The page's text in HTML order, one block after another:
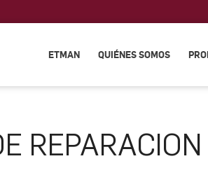
ETMAN QUIÉNES SOMOS